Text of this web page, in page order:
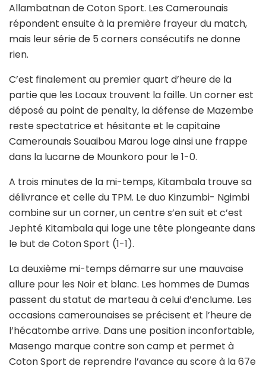
Allambatnan de Coton Sport. Les Camerounais
répondent ensuite à la première frayeur du match,
mais leur série de 5 corners consécutifs ne donne
rien.
C’est finalement au premier quart d’heure de la
partie que les Locaux trouvent la faille. Un corner est
déposé au point de penalty, la défense de Mazembe
reste spectatrice et hésitante et le capitaine
Camerounais Souaibou Marou loge ainsi une frappe
dans la lucarne de Mounkoro pour le 1-0.
A trois minutes de la mi-temps, Kitambala trouve sa
délivrance et celle du TPM. Le duo Kinzumbi- Ngimbi
combine sur un corner, un centre s’en suit et c’est
Jephté Kitambala qui loge une tête plongeante dans
le but de Coton Sport (1-1).
La deuxième mi-temps démarre sur une mauvaise
allure pour les Noir et blanc. Les hommes de Dumas
passent du statut de marteau à celui d’enclume. Les
occasions camerounaises se précisent et l’heure de
l’hécatombe arrive. Dans une position inconfortable,
Masengo marque contre son camp et permet à
Coton Sport de reprendre l’avance au score à la 67e